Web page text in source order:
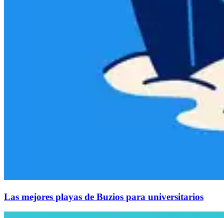
Las mejores playas de Buzios para universitarios